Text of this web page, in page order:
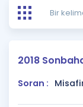
Ücretsiz
Puan
Rehberlik
Blog
Hakkımızda
2018
Soran :